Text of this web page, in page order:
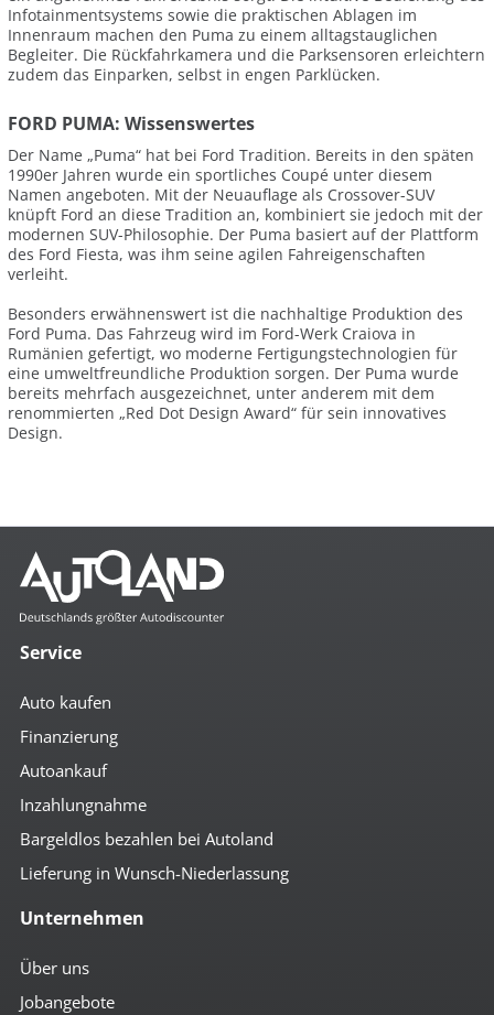
Infotainmentsystems sowie die praktischen Ablagen im
Innenraum machen den Puma zu einem alltagstauglichen
Begleiter. Die Rückfahrkamera und die Parksensoren erleichtern
zudem das Einparken, selbst in engen Parklücken.
FORD PUMA: Wissenswertes
Der Name „Puma“ hat bei Ford Tradition. Bereits in den späten
1990er Jahren wurde ein sportliches Coupé unter diesem
Namen angeboten. Mit der Neuauflage als Crossover-SUV
knüpft Ford an diese Tradition an, kombiniert sie jedoch mit der
modernen SUV-Philosophie. Der Puma basiert auf der Plattform
des Ford Fiesta, was ihm seine agilen Fahreigenschaften
verleiht.
Besonders erwähnenswert ist die nachhaltige Produktion des
Ford Puma. Das Fahrzeug wird im Ford-Werk Craiova in
Rumänien gefertigt, wo moderne Fertigungstechnologien für
eine umweltfreundliche Produktion sorgen. Der Puma wurde
bereits mehrfach ausgezeichnet, unter anderem mit dem
renommierten „Red Dot Design Award“ für sein innovatives
Design.
Service
Auto kaufen
Finanzierung
Autoankauf
Inzahlungnahme
Bargeldlos bezahlen bei Autoland
Lieferung in Wunsch-Niederlassung
Unternehmen
Über uns
Jobangebote